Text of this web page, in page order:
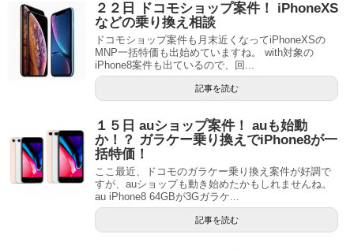
２２日 ドコモショップ案件！ iPhoneXS
などの乗り換え相談
ドコモショップ案件も月末近くなってiPhoneXSの
MNP一括特価も出始めていますね。 with対象の
iPhone8案件も出ているので、回...
記事を読む
１５日 auショップ案件！ auも始動
か！？ ガラケー乗り換えでiPhone8が一
括特価！
ここ最近、ドコモのガラケー乗り換え案件が好調で
すが、auショップも動き始めたかもしれませんね。
au iPhone8 64GBが3Gガラケ...
記事を読む